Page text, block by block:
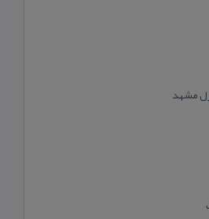
مشهد